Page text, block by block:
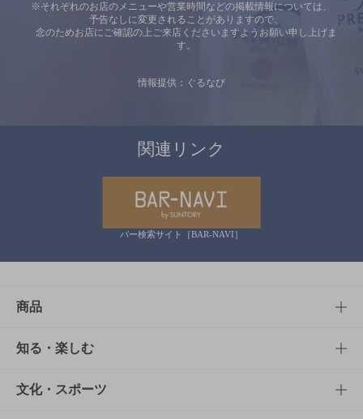
※それぞれのお店のメニューや営業時間などの掲載情報については、
予告なしに変更されることがありますので、
念のためお店にご確認の上ご来店くださいますようお願い申し上げま
す。
情報提供：ぐるなび
関連リンク
バー検索サイト［BAR-NAVI］
商品
商品TOP
商品一覧
知る・楽しむ
知る・楽しむTOP
文化・スポーツ